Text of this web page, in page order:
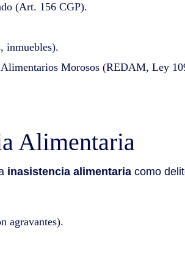
(Art. 156 CGP).
inmuebles).
Morosos (REDAM, Ley
Alimentaria
inasistencia alimentaria como
agravantes).